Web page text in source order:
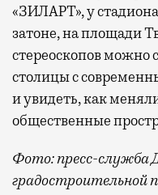
«ЗИЛАРТ», у
затоне, на площади
стереоскопов можно
столицы с
и увидеть, как
общественные
Фото: пресс-служба
градостроительной